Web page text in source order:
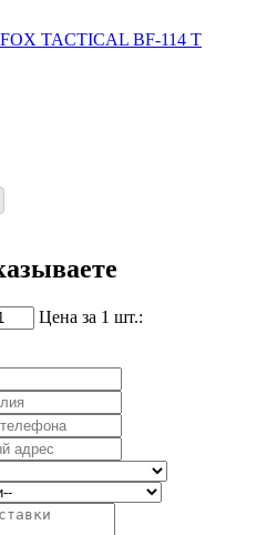
Цена за 1 шт.: